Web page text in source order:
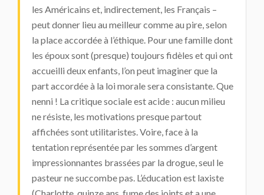
les Américains et, indirectement, les Français –
peut donner lieu au meilleur comme au pire, selon
la place accordée à l’éthique. Pour une famille dont
les époux sont (presque) toujours fidèles et qui ont
accueilli deux enfants, l’on peut imaginer que la
part accordée à la loi morale sera consistante. Que
nenni ! La critique sociale est acide : aucun milieu
ne résiste, les motivations presque partout
affichées sont utilitaristes. Voire, face à la
tentation représentée par les sommes d’argent
impressionnantes brassées par la drogue, seul le
pasteur ne succombe pas. L’éducation est laxiste